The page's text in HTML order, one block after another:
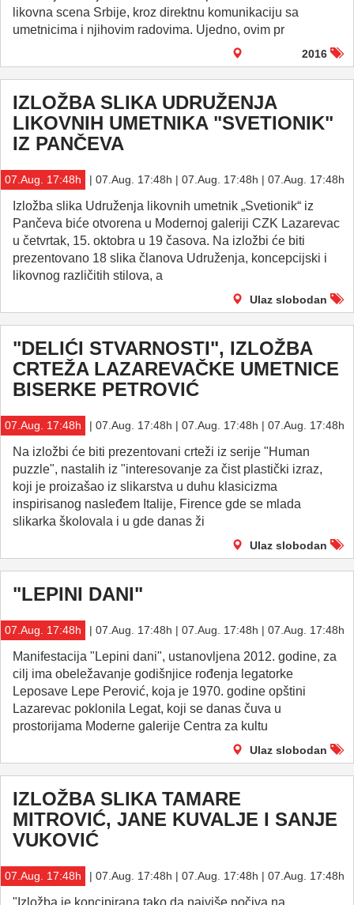
likovna scena Srbije, kroz direktnu komunikaciju sa
umetnicima i njihovim radovima. Ujedno, ovim pr
2016
IZLOŽBA SLIKA UDRUŽENJA
LIKOVNIH UMETNIKA "SVETIONIK"
IZ PANČEVA
07.Aug. 17:48h | 07.Aug. 17:48h | 07.Aug. 17:48h | 07.Aug. 17:48h
Izložba slika Udruženja likovnih umetnik „Svetionik“ iz
Pančeva biće otvorena u Modernoj galeriji CZK Lazarevac
u četvrtak, 15. oktobra u 19 časova. Na izložbi će biti
prezentovano 18 slika članova Udruženja, koncepcijski i
likovnog različitih stilova, a
Ulaz slobodan
"DELIĆI STVARNOSTI", IZLOŽBA
CRTEŽA LAZAREVAČKE UMETNICE
BISERKE PETROVIĆ
07.Aug. 17:48h | 07.Aug. 17:48h | 07.Aug. 17:48h | 07.Aug. 17:48h
Na izložbi će biti prezentovani crteži iz serije "Human
puzzle", nastalih iz "interesovanje za čist plastički izraz,
koji je proizašao iz slikarstva u duhu klasicizma
inspirisanog nasleđem Italije, Firence gde se mlada
slikarka školovala i u gde danas ži
Ulaz slobodan
"LEPINI DANI"
07.Aug. 17:48h | 07.Aug. 17:48h | 07.Aug. 17:48h | 07.Aug. 17:48h
Manifestacija "Lepini dani", ustanovljena 2012. godine, za
cilj ima obeležavanje godišnjice rođenja legatorke
Leposave Lepe Perović, koja je 1970. godine opštini
Lazarevac poklonila Legat, koji se danas čuva u
prostorijama Moderne galerije Centra za kultu
Ulaz slobodan
IZLOŽBA SLIKA TAMARE
MITROVIĆ, JANE KUVALJE I SANJE
VUKOVIĆ
07.Aug. 17:48h | 07.Aug. 17:48h | 07.Aug. 17:48h | 07.Aug. 17:48h
"Izložba je koncipirana tako da najviše počiva na